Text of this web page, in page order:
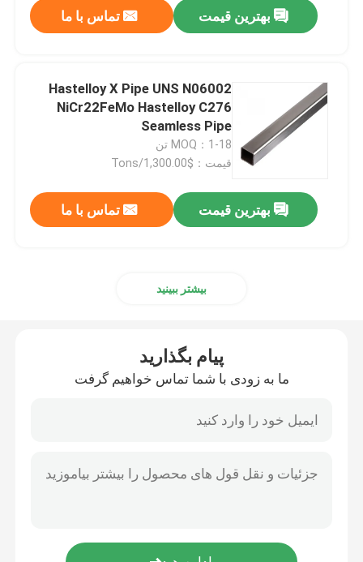
فیلم های
بهترین قیمت تماس با ما
Hastelloy X Pipe UNS N06002
NiCr22FeMo Hastelloy C276
Seamless Pipe
MOQ：1-18 تن
قیمت：$1,300.00/Tons
بهترین قیمت تماس با ما
بیشتر ببینید
پیام بگذارید
ما به زودی با شما تماس خواهیم گرفت